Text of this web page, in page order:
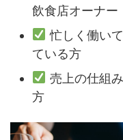
飲食店オーナー
忙しく働い
ている方
売上の仕組
方